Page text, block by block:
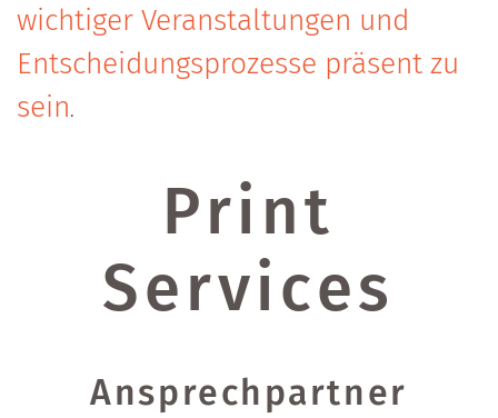
wichtiger Veranstaltungen und
Entscheidungsprozesse präsent zu
sein.
Print
Services
Ansprechpartner